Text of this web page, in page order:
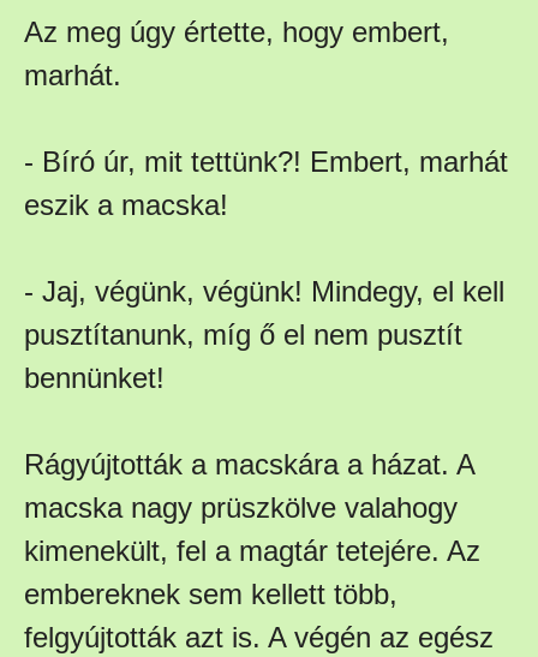
Az meg úgy értette, hogy embert,
marhát.
- Bíró úr, mit tettünk?! Embert, marhát
eszik a macska!
- Jaj, végünk, végünk! Mindegy, el kell
pusztítanunk, míg ő el nem pusztít
bennünket!
Rágyújtották a macskára a házat. A
macska nagy prüszkölve valahogy
kimenekült, fel a magtár tetejére. Az
embereknek sem kellett több,
felgyújtották azt is. A végén az egész